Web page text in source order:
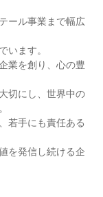
ール事業まで幅広
います。
業を創り、心の豊
切にし、世界中の
若手にも責任ある
を発信し続ける企